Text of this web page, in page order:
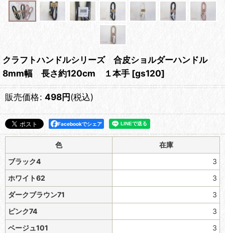
クラフトハンドルシリーズ 合皮ショルダーハンドル
8mm幅 長さ約120cm １本手 [gs120]
販売価格: 498円(税込)
Facebookでシェア
色
在庫
ブラック4
3
ホワイト62
3
ダークブラウン71
3
ピンク74
3
ベージュ101
3